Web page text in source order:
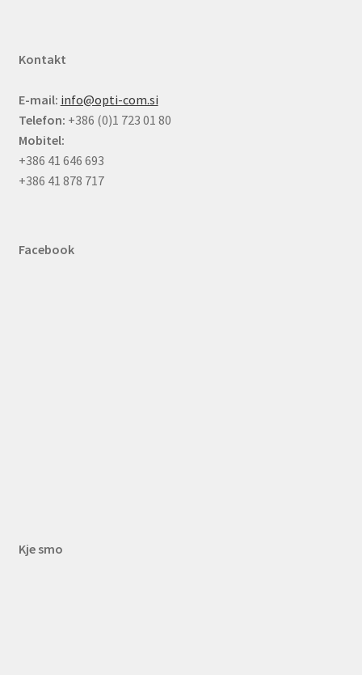
Kontakt
E-mail: info@opti-com.si
Telefon: +386 (0)1 723 01 80
Mobitel:
+386 41 646 693
+386 41 878 717
Facebook
Kje smo